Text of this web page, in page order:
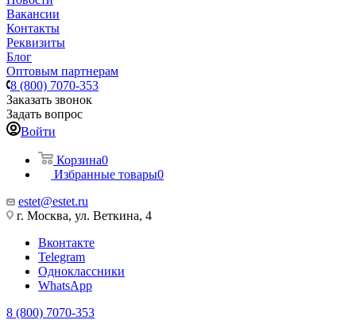
Вакансии
Контакты
Реквизиты
Блог
Оптовым партнерам
8 (800) 7070-353
Заказать звонок
Задать вопрос
Войти
Корзина0
Избранные товары0
estet@estet.ru
г. Москва, ул. Веткина, 4
Вконтакте
Telegram
Одноклассники
WhatsApp
8 (800) 7070-353